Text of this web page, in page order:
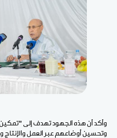
وأكد أن هذه الجهود تهدف إلى
وتحسين أوضاعهم عبر العمل والإنتاج